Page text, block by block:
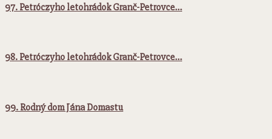
97. Petróczyho letohrádok Granč-Petrovce…
98. Petróczyho letohrádok Granč-Petrovce…
99. Rodný dom Jána Domastu